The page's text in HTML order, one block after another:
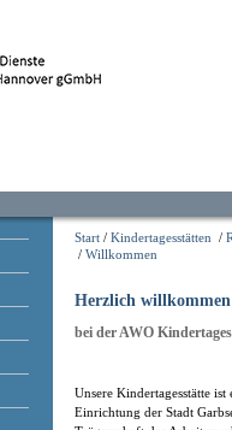
Start / Kindertagesstätten /
/ Willkommen
Herzlich willkommen
bei der AWO
Unsere Kindertagesstätte ist
Einrichtung der Stadt